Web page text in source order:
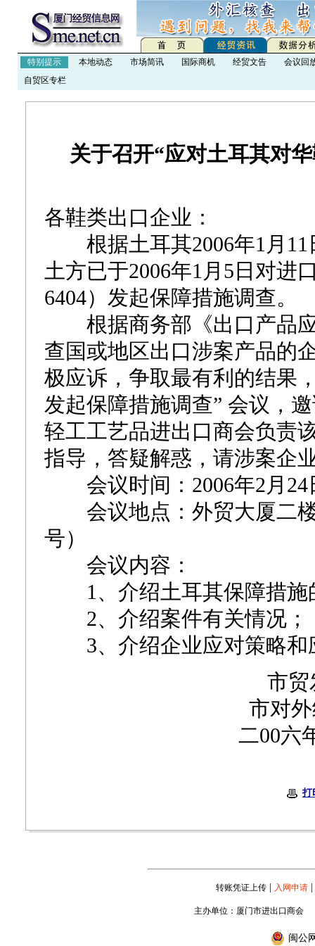
特别提示 本地动态 市场简讯 国际商机 经贸文告
会议回
自贸区专栏
关于召开“应对土耳其对
各鞋类出口企业：
根据土耳其2006年1月11
土方已于2006年1月5日对进
6404）发起保障措施调查。
根据商务部《出口产品应
查国或地区出口涉案产品的
极应诉，争取最有利的结果
发起保障措施调查” 会议，
轻工工艺品进出口商会负责
指导，答疑解惑，请涉案企
会议时间：2006年2月24
会议地点：外贸大厦二楼
号）
会议内容：
1、介绍土耳其保障措施
2、介绍案件有关情况；
3、介绍企业应对策略和
市贸
市对
二00六
打
转账凭证上传| 入网申请|
主办单位：厦门市进出口商
闽公